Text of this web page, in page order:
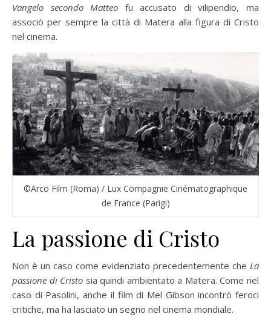
Vangelo secondo Matteo fu accusato di vilipendio, ma
associò per sempre la città di Matera alla figura di Cristo
nel cinema.
©Arco Film (Roma) / Lux Compagnie Cinématographique
de France (Parigi)
La passione di Cristo
Non è un caso come evidenziato precedentemente che La
passione di Cristo sia quindi ambientato a Matera. Come nel
caso di Pasolini, anche il film di Mel Gibson incontrò feroci
critiche, ma ha lasciato un segno nel cinema mondiale.